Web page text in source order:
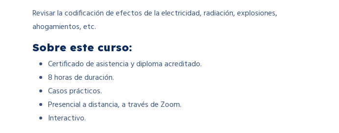
Revisar la codificación de efectos de la electricidad, radiación, explosiones,
ahogamientos, etc.
Sobre este curso:
Certificado de asistencia y diploma acreditado.
8 horas de duración.
Casos prácticos.
Presencial a distancia, a través de Zoom.
Interactivo.